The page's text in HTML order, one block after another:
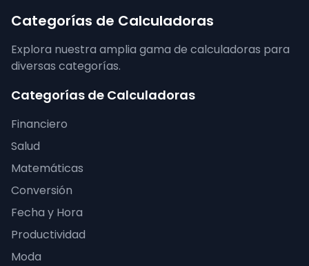
Categorías de Calculadoras
Explora nuestra amplia gama de calculadoras para
diversas categorías.
Categorías de Calculadoras
Financiero
Salud
Matemáticas
Conversión
Fecha y Hora
Productividad
Moda